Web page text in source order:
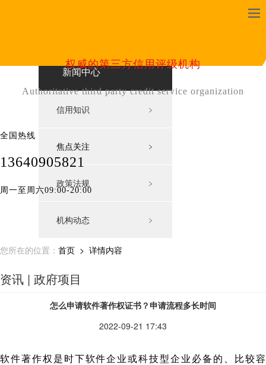
权威的第三方信用评级机构
Authoritative third party credit service organization
全国热线
13640905821
周一至周六09:00-20:00
News Center
新闻中心
信用知识 ﹥
焦点关注 ﹥
政策法规 ﹥
机构动态 ﹥
您所在的位置： 首页 > 详情内容
资讯 | 政府项目
怎么申请软件著作权证书？申请流程多长时间
2022-09-21 17:43
软件著作权是时下软件企业或科技型企业必备的、比较容